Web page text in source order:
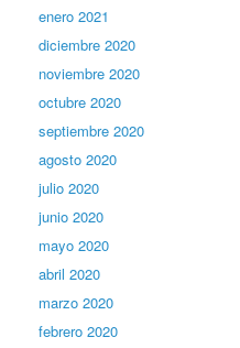
enero 2021
diciembre 2020
noviembre 2020
octubre 2020
septiembre 2020
agosto 2020
julio 2020
junio 2020
mayo 2020
abril 2020
marzo 2020
febrero 2020